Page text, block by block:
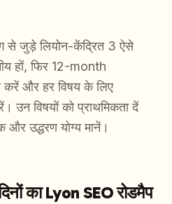
से जुड़े लियोन-केंद्रित 3 ऐसे
हों, फिर 12-month
और हर विषय के लिए
विषयों को प्राथमिकता दें
और उद्धरण योग्य मानें।
का Lyon SEO रोडमैप